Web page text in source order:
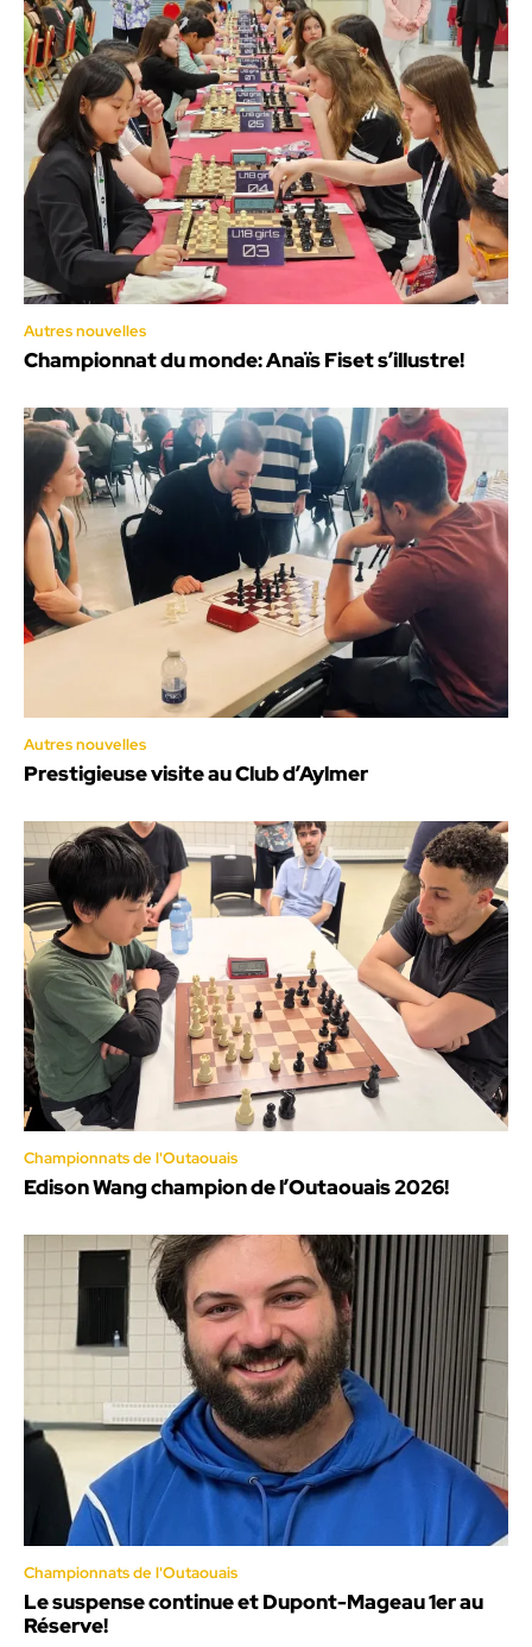
Autres nouvelles
Championnat du monde: Anaïs Fiset s’illustre!
Autres nouvelles
Prestigieuse visite au Club d’Aylmer
Championnats de l'Outaouais
Edison Wang champion de l’Outaouais 2026!
Championnats de l'Outaouais
Le suspense continue et Dupont-Mageau 1er au
Réserve!